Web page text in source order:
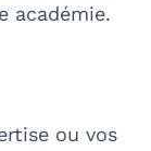
académie.
ou vos